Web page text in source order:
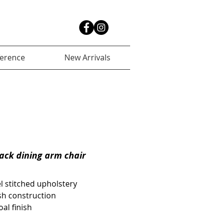
New Arrivals
dining arm chair
stitched upholstery
construction
finish